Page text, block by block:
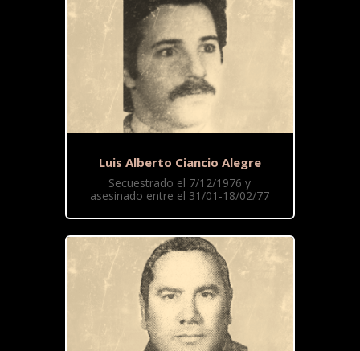
Luis Alberto Ciancio Alegre
Secuestrado el 7/12/1976 y
asesinado entre el 31/01-18/02/77